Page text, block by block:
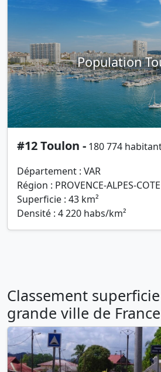
Population
#12 Toulon - 180 774
Département : VAR
Région : PROVENCE-ALPES-
Superficie : 43 km²
Densité : 4 220 habs/km²
Classement
grande ville de France